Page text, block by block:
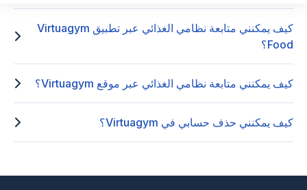
كيف يمكنني متابعة نظامي الغذائي عبر تطبيق Virtuagym
Food؟
كيف يمكنني متابعة نظامي الغذائي عبر موقع Virtuagym؟
كيف يمكنني حذف حسابي في Virtuagym؟